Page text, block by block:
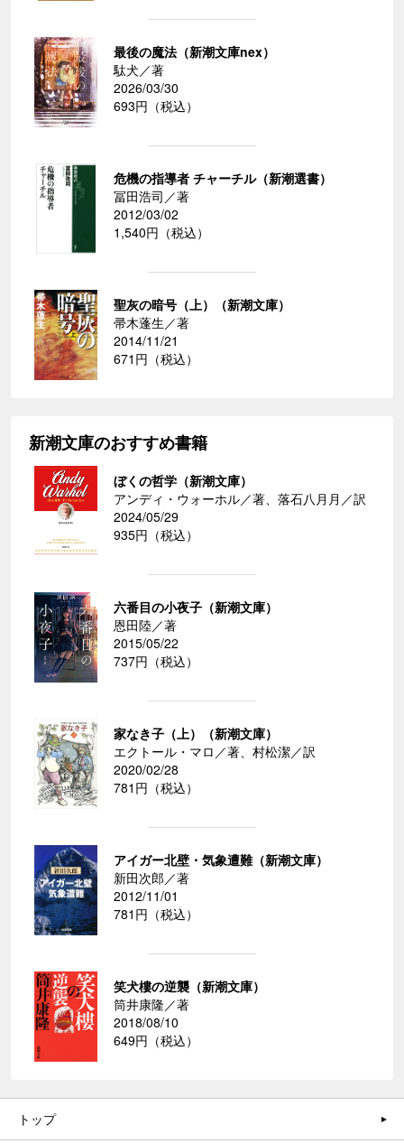
最後の魔法（新潮文庫nex）
駄犬／著
2026/03/30
693円（税込）
危機の指導者 チャーチル（新潮選書）
冨田浩司／著
2012/03/02
1,540円（税込）
聖灰の暗号（上）（新潮文庫）
帚木蓬生／著
2014/11/21
671円（税込）
新潮文庫のおすすめ書籍
ぼくの哲学（新潮文庫）
アンディ・ウォーホル／著、落石八月月／訳
2024/05/29
935円（税込）
六番目の小夜子（新潮文庫）
恩田陸／著
2015/05/22
737円（税込）
家なき子（上）（新潮文庫）
エクトール・マロ／著、村松潔／訳
2020/02/28
781円（税込）
アイガー北壁・気象遭難（新潮文庫）
新田次郎／著
2012/11/01
781円（税込）
笑犬樓の逆襲（新潮文庫）
筒井康隆／著
2018/08/10
649円（税込）
トップ